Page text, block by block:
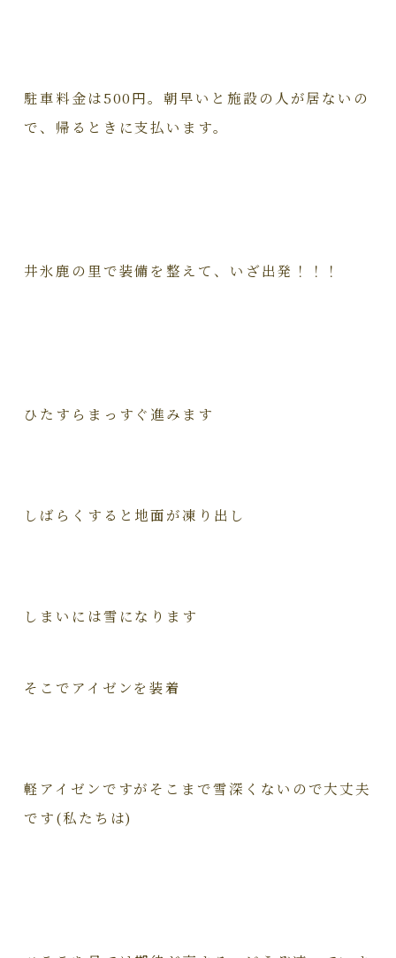
駐車料金は500円。朝早いと施設の人が居ないの
で、帰るときに支払います。
井氷鹿の里で装備を整えて、いざ出発！！！
ひたすらまっすぐ進みます
しばらくすると地面が凍り出し
しまいには雪になります
そこでアイゼンを装着
軽アイゼンですがそこまで雪深くないので大丈夫
です(私たちは)